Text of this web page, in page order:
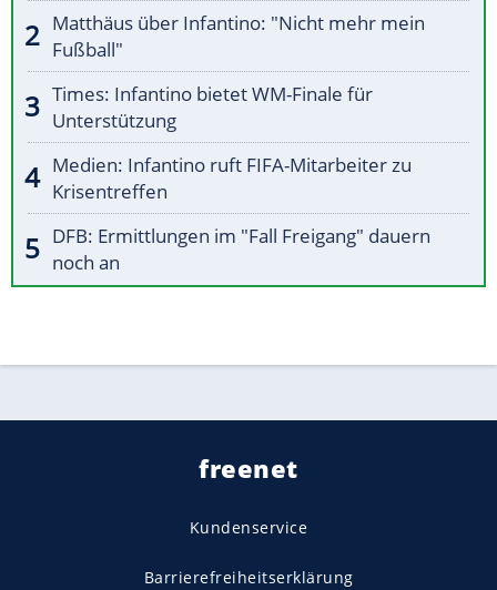
Matthäus über Infantino: "Nicht mehr mein
Fußball"
Times: Infantino bietet WM-Finale für
Unterstützung
Medien: Infantino ruft FIFA-Mitarbeiter zu
Krisentreffen
DFB: Ermittlungen im "Fall Freigang" dauern
noch an
freenet
Kundenservice
Barrierefreiheitserklärung